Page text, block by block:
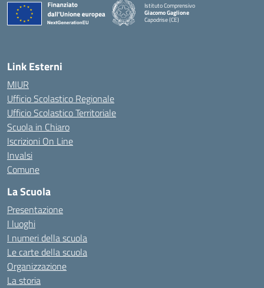
Istituto Comprensivo
Giacomo Gaglione
Capodrise (CE)
— Visita la pagina iniziale della scuola
Link Esterni
MIUR
Ufficio Scolastico Regionale
Ufficio Scolastico Territoriale
Scuola in Chiaro
Iscrizioni On Line
Invalsi
Comune
La Scuola
Presentazione
I luoghi
I numeri della scuola
Le carte della scuola
Organizzazione
La storia